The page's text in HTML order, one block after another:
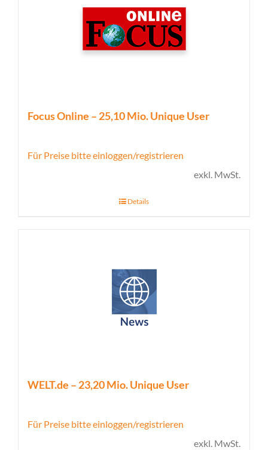
Focus Online – 25,10 Mio. Unique User
Für Preise bitte einloggen/registrieren
exkl. MwSt.
Details
WELT.de – 23,20 Mio. Unique User
Für Preise bitte einloggen/registrieren
exkl. MwSt.